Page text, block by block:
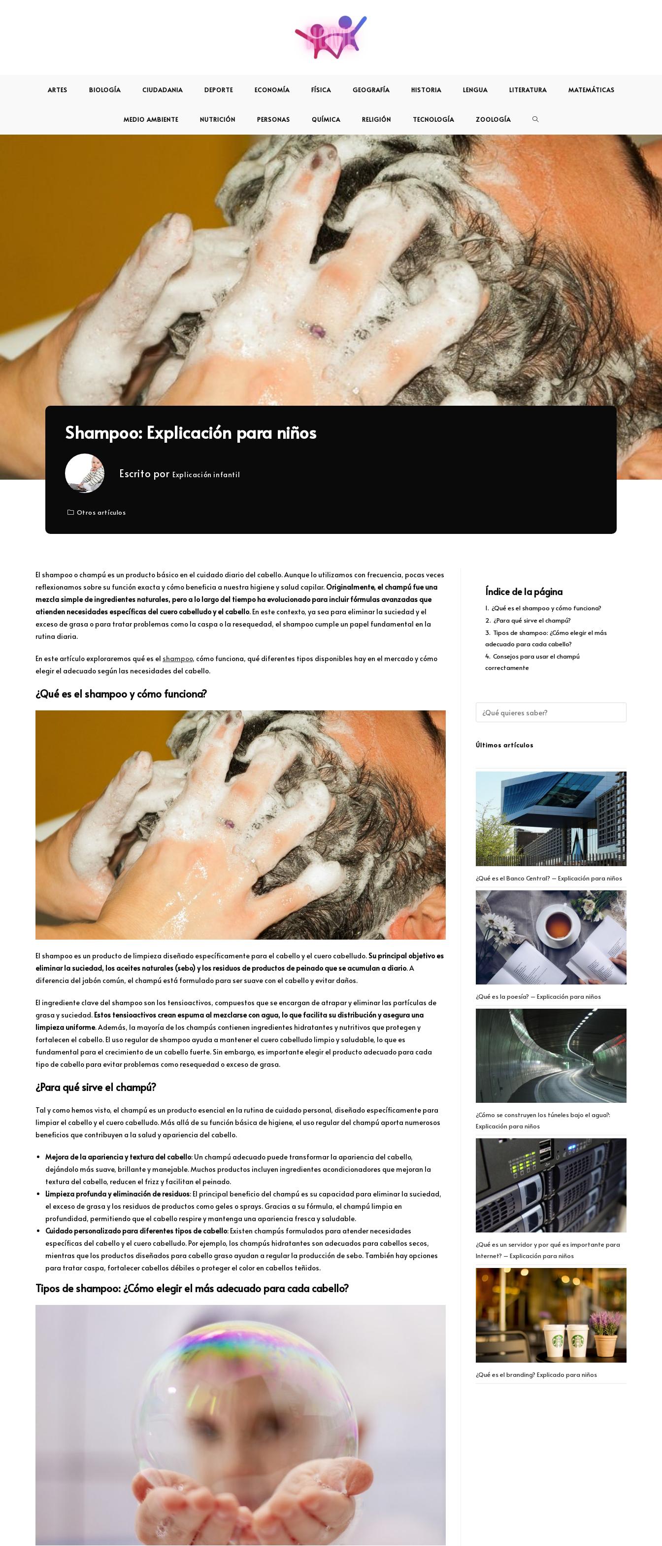
ARTES BIOLOGÍA CIUDADANIA DEPORTE ECONOMÍA FÍSICA GEOGRAFÍA HISTORIA LENGUA LITERATURA MATEMÁTICAS
MEDIO AMBIENTE NUTRICIÓN PERSONAS QUÍMICA RELIGIÓN TECNOLOGÍA ZOOLOGÍA
Shampoo: Explicación para niños
Escrito por Explicación infantil
Otros artículos
El shampoo o champú es un producto básico en el cuidado diario del cabello. Aunque lo utilizamos con frecuencia, pocas veces
reflexionamos sobre su función exacta y cómo beneficia a nuestra higiene y salud capilar. Originalmente, el champú fue una
mezcla simple de ingredientes naturales, pero a lo largo del tiempo ha evolucionado para incluir fórmulas avanzadas que
atienden necesidades específicas del cuero cabelludo y el cabello. En este contexto, ya sea para eliminar la suciedad y el
exceso de grasa o para tratar problemas como la caspa o la resequedad, el shampoo cumple un papel fundamental en la
rutina diaria.
En este artículo exploraremos qué es el shampoo, cómo funciona, qué diferentes tipos disponibles hay en el mercado y cómo
elegir el adecuado según las necesidades del cabello.
¿Qué es el shampoo y cómo funciona?
El shampoo es un producto de limpieza diseñado específicamente para el cabello y el cuero cabelludo. Su principal objetivo es
eliminar la suciedad, los aceites naturales (sebo) y los residuos de productos de peinado que se acumulan a diario. A
diferencia del jabón común, el champú está formulado para ser suave con el cabello y evitar daños.
El ingrediente clave del shampoo son los tensioactivos, compuestos que se encargan de atrapar y eliminar las partículas de
grasa y suciedad. Estos tensioactivos crean espuma al mezclarse con agua, lo que facilita su distribución y asegura una
limpieza uniforme. Además, la mayoría de los champús contienen ingredientes hidratantes y nutritivos que protegen y
fortalecen el cabello. El uso regular de shampoo ayuda a mantener el cuero cabelludo limpio y saludable, lo que es
fundamental para el crecimiento de un cabello fuerte. Sin embargo, es importante elegir el producto adecuado para cada
tipo de cabello para evitar problemas como resequedad o exceso de grasa.
¿Para qué sirve el champú?
Tal y como hemos visto, el champú es un producto esencial en la rutina de cuidado personal, diseñado específicamente para
limpiar el cabello y el cuero cabelludo. Más allá de su función básica de higiene, el uso regular del champú aporta numerosos
beneficios que contribuyen a la salud y apariencia del cabello.
Mejora de la apariencia y textura del cabello: Un champú adecuado puede transformar la apariencia del cabello,
dejándolo más suave, brillante y manejable. Muchos productos incluyen ingredientes acondicionadores que mejoran la
textura del cabello, reducen el frizz y facilitan el peinado.
Limpieza profunda y eliminación de residuos: El principal beneficio del champú es su capacidad para eliminar la suciedad,
el exceso de grasa y los residuos de productos como geles o sprays. Gracias a su fórmula, el champú limpia en
profundidad, permitiendo que el cabello respire y mantenga una apariencia fresca y saludable.
Cuidado personalizado para diferentes tipos de cabello: Existen champús formulados para atender necesidades
específicas del cabello y el cuero cabelludo. Por ejemplo, los champús hidratantes son adecuados para cabellos secos,
mientras que los productos diseñados para cabello graso ayudan a regular la producción de sebo. También hay opciones
para tratar caspa, fortalecer cabellos débiles o proteger el color en cabellos teñidos.
Tipos de shampoo: ¿Cómo elegir el más adecuado para cada cabello?
Índice de la página
1. ¿Qué es el shampoo y cómo funciona?
2. ¿Para qué sirve el champú?
3. Tipos de shampoo: ¿Cómo elegir el más
adecuado para cada cabello?
4. Consejos para usar el champú
correctamente
Últimos artículos
¿Qué es el Banco Central? – Explicación para niños
¿Qué es la poesía? – Explicación para niños
¿Cómo se construyen los túneles bajo el agua?:
Explicación para niños
¿Qué es un servidor y por qué es importante para
Internet? – Explicación para niños
¿Qué es el branding? Explicado para niños